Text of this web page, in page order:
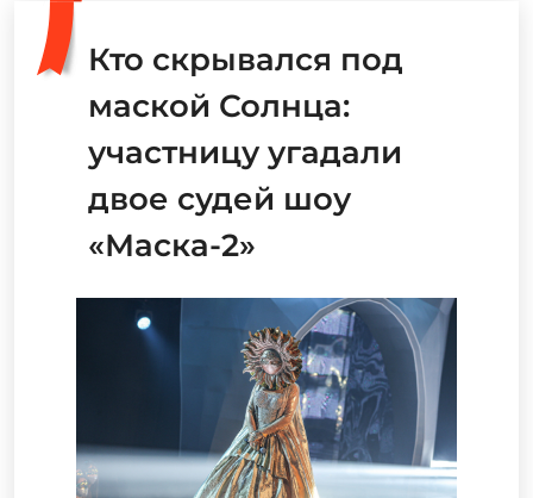
Кто скрывался под
маской Солнца:
участницу угадали
двое судей шоу
«Маска-2»